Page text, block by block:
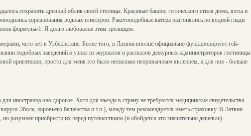
сохранить древний облик своей столицы. Красивые башни, готического стиля дома, яхты и
соревнования водных глиссеров. Ракетоподобные катера разгонялись по водной глади
формулы-1. Я долго любовался этим зрелищем.
чего нет в Узбекистане. Более того, в Латвии вполне официально функционируют гей-
подобных заведений я узнал из журналов и рассказов дежурных администраторов гостиницы
ориентации, просто для меня это было несколько непривычным явлением, а для них - больше
иностранца оно дорогое. Хотя для въезда в страну не требуются медицинские свидетельства
Эбола, коровьего бешенства и т.п.), между тем рекомендуется иметь страховку. В Латвии
разумнее приобрести их перед путешествием (и обойдется это значительно дешевле).